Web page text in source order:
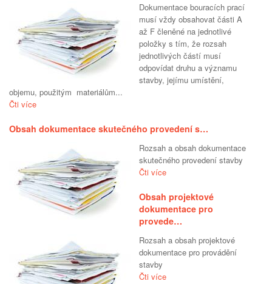
Dokumentace bouracích prací
musí vždy obsahovat části A
až F členěné na jednotlivé
položky s tím, že rozsah
jednotlivých částí musí
odpovídat druhu a významu
stavby, jejímu umístění,
objemu, použitým materiálům...
Čti více
Obsah dokumentace skutečného provedení s…
Rozsah a obsah dokumentace
skutečného provedení stavby
Čti více
Obsah projektové
dokumentace pro
provede…
Rozsah a obsah projektové
dokumentace pro provádění
stavby
Čti více